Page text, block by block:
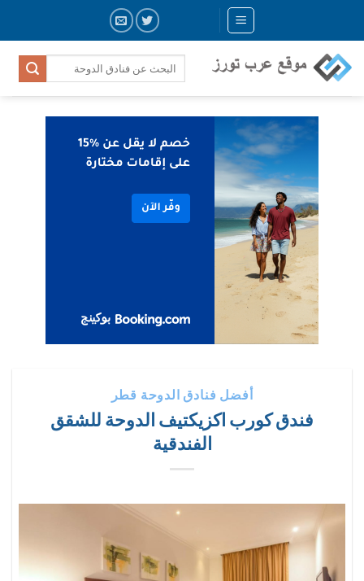
content
أفضل فنادق الدوحة قطر
فندق كورب اكزيكتيف الدوحة للشقق
الفندقية